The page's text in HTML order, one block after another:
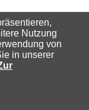
Nutzung
von
in unserer